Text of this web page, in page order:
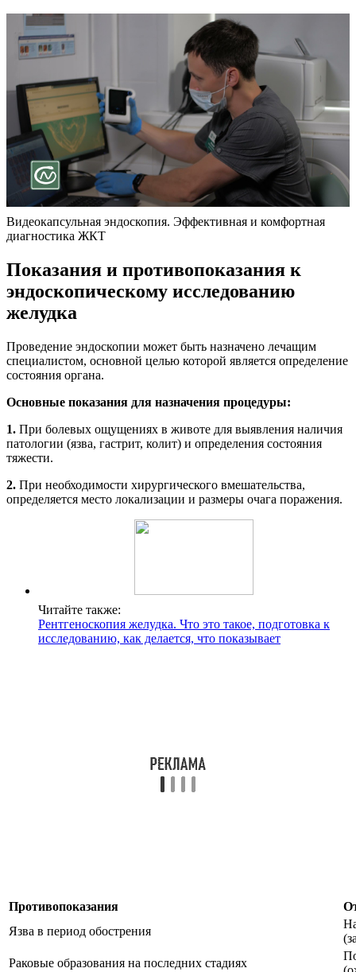
Видеокапсульная эндоскопия. Эффективная и комфортная
диагностика ЖКТ
Показания и противопоказания к
эндоскопическому исследованию
желудка
Проведение эндоскопии может быть назначено лечащим
специалистом, основной целью которой является определение
состояния органа.
Основные показания для назначения процедуры:
1. При болевых ощущениях в животе для выявления наличия
патологии (язва, гастрит, колит) и определения состояния
тяжести.
2. При необходимости хирургического вмешательства,
определяется место локализации и размеры очага поражения.
Читайте также:
Рентгеноскопия желудка. Что это такое, подготовка к
исследованию, как делается, что показывает
Противопоказания
Язва в период обострения
Раковые образования на последних стадиях